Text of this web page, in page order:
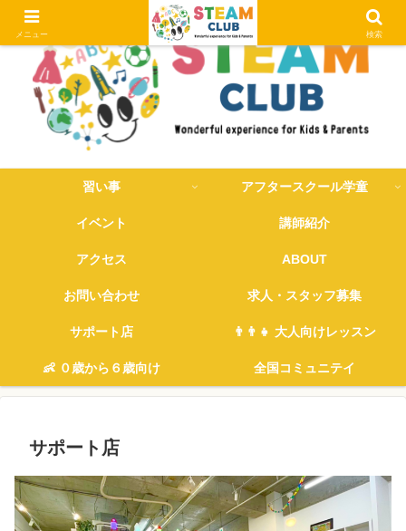
習い事 アフタースクール学童
イベント 講師紹介
アクセス ABOUT
お問い合わせ 求人・スタッフ募集
サポート店 👨‍👨‍👧 大人向けレッスン
👶 ０歳から６歳向け 全国コミュニテイ
サポート店
メニュー 検索